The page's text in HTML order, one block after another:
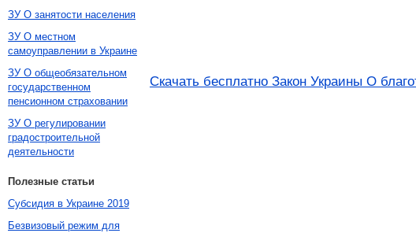
Скачать бесплатно Закон Украины О
ЗУ О занятости населения
ЗУ О местном
самоуправлении в Украине
ЗУ О общеобязательном
государственном
пенсионном страховании
ЗУ О регулировании
градостроительной
деятельности
Полезные статьи
Субсидия в Украине 2019
Безвизовый режим для